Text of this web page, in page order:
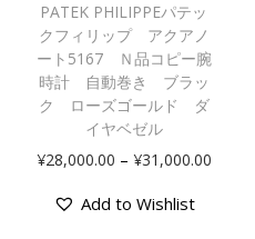
PATEK PHILIPPEパテッ
クフィリップ アクアノ
ート5167 Ｎ品コピー腕
時計 自動巻き ブラッ
ク ローズゴールド ダ
イヤベゼル
¥28,000.00 – ¥31,000.00
Add to Wishlist